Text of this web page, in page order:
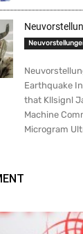
Earthquake
that Kllsignl
Machine
Microgram